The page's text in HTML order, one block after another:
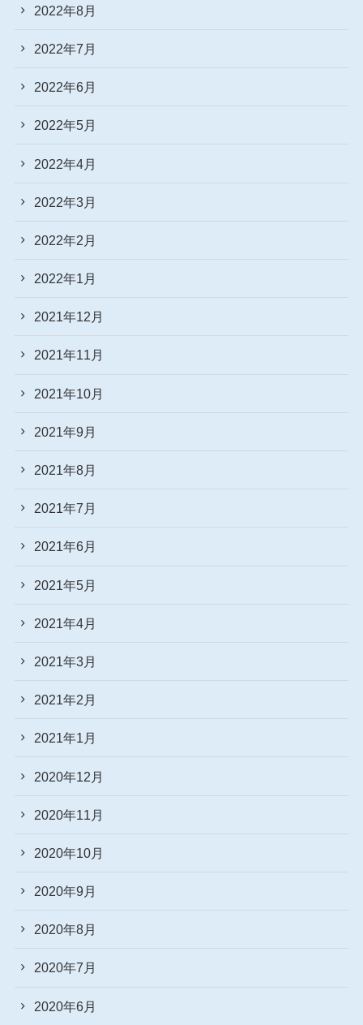
2022年8月
2022年7月
2022年6月
2022年5月
2022年4月
2022年3月
2022年2月
2022年1月
2021年12月
2021年11月
2021年10月
2021年9月
2021年8月
2021年7月
2021年6月
2021年5月
2021年4月
2021年3月
2021年2月
2021年1月
2020年12月
2020年11月
2020年10月
2020年9月
2020年8月
2020年7月
2020年6月